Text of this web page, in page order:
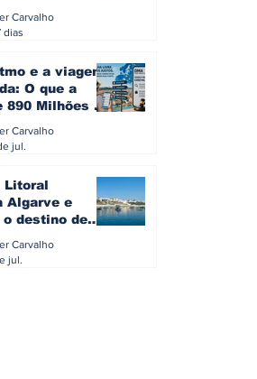
europeu
Carvalho
dias
e a viagem
O que a
890 Milhões à
do turista na
Carvalho
jul.
Litoral
Algarve e
o destino de
Carvalho
jul.